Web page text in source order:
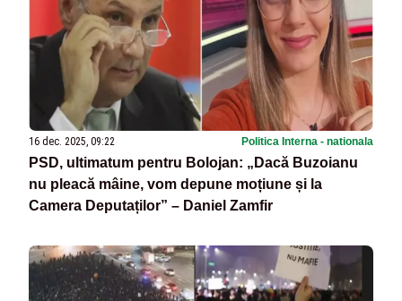
16 dec. 2025, 09:22 Politica Interna - nationala
PSD, ultimatum pentru Bolojan: „Dacă Buzoianu
nu pleacă mâine, vom depune moțiune și la
Camera Deputaților” – Daniel Zamfir